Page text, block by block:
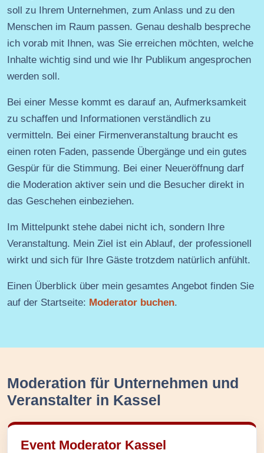
soll zu Ihrem Unternehmen, zum Anlass und zu den
Menschen im Raum passen. Genau deshalb bespreche
ich vorab mit Ihnen, was Sie erreichen möchten, welche
Inhalte wichtig sind und wie Ihr Publikum angesprochen
werden soll.
Bei einer Messe kommt es darauf an, Aufmerksamkeit
zu schaffen und Informationen verständlich zu
vermitteln. Bei einer Firmenveranstaltung braucht es
einen roten Faden, passende Übergänge und ein gutes
Gespür für die Stimmung. Bei einer Neueröffnung darf
die Moderation aktiver sein und die Besucher direkt in
das Geschehen einbeziehen.
Im Mittelpunkt stehe dabei nicht ich, sondern Ihre
Veranstaltung. Mein Ziel ist ein Ablauf, der professionell
wirkt und sich für Ihre Gäste trotzdem natürlich anfühlt.
Einen Überblick über mein gesamtes Angebot finden Sie
auf der Startseite: Moderator buchen.
Moderation für Unternehmen und
Veranstalter in Kassel
Event Moderator Kassel